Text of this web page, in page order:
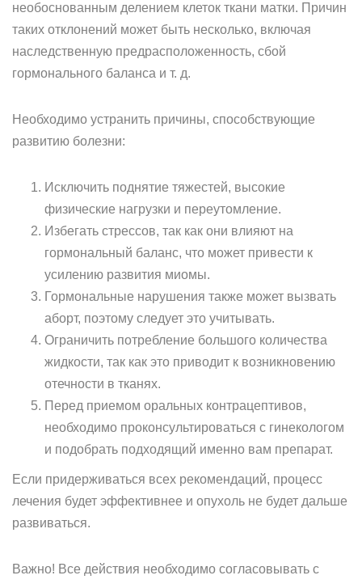
необоснованным делением клеток ткани матки. Причин
таких отклонений может быть несколько, включая
наследственную предрасположенность, сбой
гормонального баланса и т. д.
Необходимо устранить причины, способствующие
развитию болезни:
Исключить поднятие тяжестей, высокие
физические нагрузки и переутомление.
Избегать стрессов, так как они влияют на
гормональный баланс, что может привести к
усилению развития миомы.
Гормональные нарушения также может вызвать
аборт, поэтому следует это учитывать.
Ограничить потребление большого количества
жидкости, так как это приводит к возникновению
отечности в тканях.
Перед приемом оральных контрацептивов,
необходимо проконсультироваться с гинекологом
и подобрать подходящий именно вам препарат.
Если придерживаться всех рекомендаций, процесс
лечения будет эффективнее и опухоль не будет дальше
развиваться.
Важно! Все действия необходимо согласовывать с